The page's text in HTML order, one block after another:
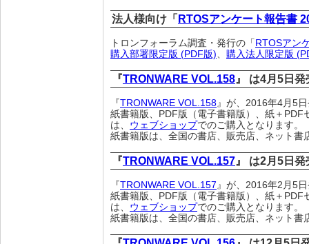
法人様向け「 RTOSアンケート報告書
トロンフォーラム調査・発行の「 RTOSアン
購入部署限定版 (PDF版)、 購入法人限定版
『TRONWARE VOL.158 』 は4月5日
『TRONWARE VOL.158』が、2016年4月5
紙書籍版、PDF版（電子書籍版）、紙＋
は、 ウェブショップでのご購入となります。
紙書籍版は、全国の書店、販売店、ネット書
『TRONWARE VOL.157 』 は2月5日
『TRONWARE VOL.157 』が、2016年2月5
紙書籍版、PDF版（電子書籍版）、紙＋
は、 ウェブショップでのご購入となります。
紙書籍版は、全国の書店、販売店、ネット書